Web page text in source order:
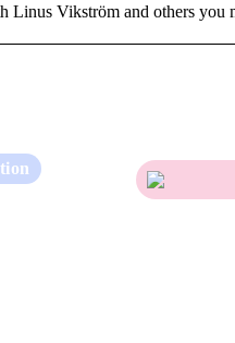
Linus Vikström and others